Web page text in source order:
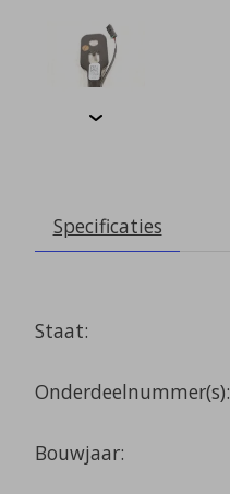
Specificaties
Staat:
Onderdeelnummer(s):
Bouwjaar: